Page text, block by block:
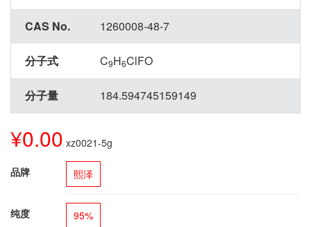
CAS No. 1260008-48-7
分子式 C9H6ClFO
分子量 184.594745159149
¥0.00 xz0021-5g
品牌 熙泽
纯度 95%